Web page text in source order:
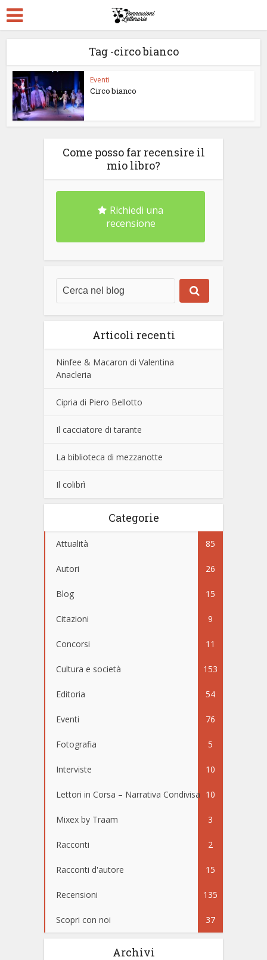
Tag -circo bianco
Eventi
Circo bianco
Come posso far recensire il
mio libro?
Richiedi una
recensione
Articoli recenti
Ninfee & Macaron di Valentina
Anacleria
Cipria di Piero Bellotto
Il cacciatore di tarante
La biblioteca di mezzanotte
Il colibrì
Categorie
Attualità 85
Autori 26
Blog 15
Citazioni 9
Concorsi 11
Cultura e società 153
Editoria 54
Eventi 76
Fotografia 5
Interviste 10
Lettori in Corsa – Narrativa Condivisa 10
Mixex by Traam 3
Racconti 2
Racconti d'autore 15
Recensioni 135
Scopri con noi 37
Archivi